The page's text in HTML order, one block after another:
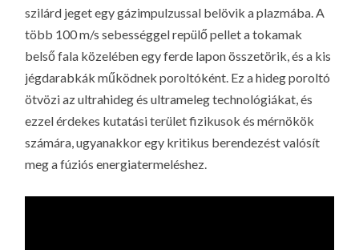
szilárd jeget egy gázimpulzussal belövik a plazmába. A
több 100 m/s sebességgel repülő pellet a tokamak
belső fala közelében egy ferde lapon összetörik, és a kis
jégdarabkák működnek poroltóként. Ez a hideg poroltó
ötvözi az ultrahideg és ultrameleg technológiákat, és
ezzel érdekes kutatási terület fizikusok és mérnökök
számára, ugyanakkor egy kritikus berendezést valósít
meg a fúziós energiatermeléshez.